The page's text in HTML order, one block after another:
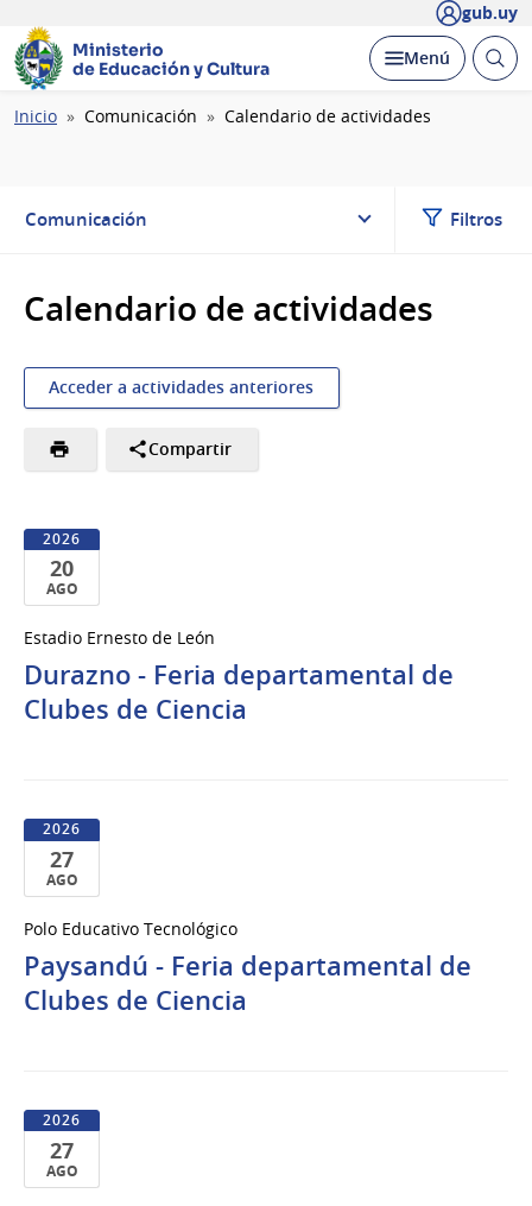
gub.uy
Ministerio
de Educación y Cultura
Desplegar
Menú Abrir
Ruta
Inicio Comunicación Calendario de actividades
Comunicación Filtros
Calendario de actividades
Acceder a actividades anteriores
Compartir
2026
20
AGO
de
Ago
del
Estadio Ernesto de León
Durazno - Feria departamental de
Clubes de Ciencia
2026
27
AGO
de
Ago
del
Polo Educativo Tecnológico
Paysandú - Feria departamental de
Clubes de Ciencia
2026
27
AGO